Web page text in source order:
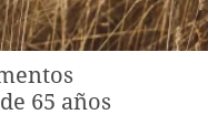
65 años